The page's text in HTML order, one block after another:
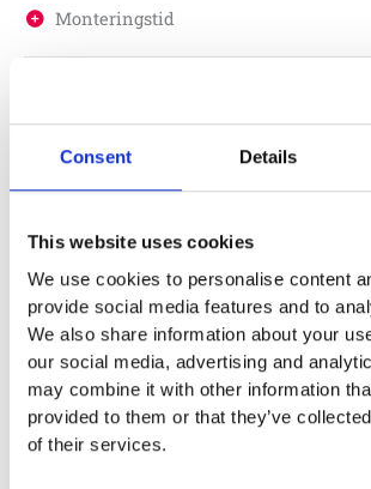
Consent Details
This website uses cookies
We use cookies to personalise content
provide social media features and to
We also share information about your
our social media, advertising and
may combine it with other information
provided to them or that they’ve
of their services.
Monteringstid
Garantivillkor
Produktens utseende kan avvika mot de
på hemsidan.
Mer information om produkten, klicka
DWG, produktblad, teknisk